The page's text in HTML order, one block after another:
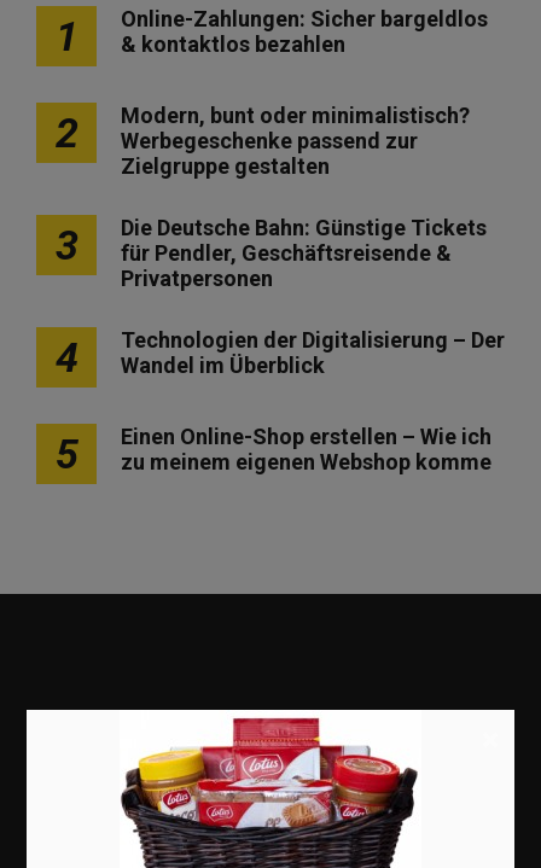
1
Online-Zahlungen: Sicher bargeldlos
& kontaktlos bezahlen
2
Modern, bunt oder minimalistisch?
Werbegeschenke passend zur
Zielgruppe gestalten
3
Die Deutsche Bahn: Günstige Tickets
für Pendler, Geschäftsreisende &
Privatpersonen
4
Technologien der Digitalisierung – Der
Wandel im Überblick
5
Einen Online-Shop erstellen – Wie ich
zu meinem eigenen Webshop komme
Erfolgsgeschichten